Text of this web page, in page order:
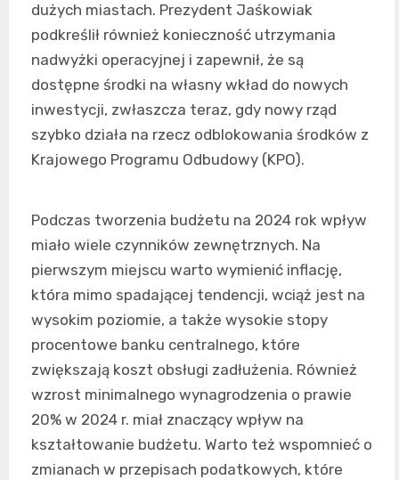
dużych miastach. Prezydent Jaśkowiak
podkreślił również konieczność utrzymania
nadwyżki operacyjnej i zapewnił, że są
dostępne środki na własny wkład do nowych
inwestycji, zwłaszcza teraz, gdy nowy rząd
szybko działa na rzecz odblokowania środków z
Krajowego Programu Odbudowy (KPO).
Podczas tworzenia budżetu na 2024 rok wpływ
miało wiele czynników zewnętrznych. Na
pierwszym miejscu warto wymienić inflację,
która mimo spadającej tendencji, wciąż jest na
wysokim poziomie, a także wysokie stopy
procentowe banku centralnego, które
zwiększają koszt obsługi zadłużenia. Również
wzrost minimalnego wynagrodzenia o prawie
20% w 2024 r. miał znaczący wpływ na
kształtowanie budżetu. Warto też wspomnieć o
zmianach w przepisach podatkowych, które